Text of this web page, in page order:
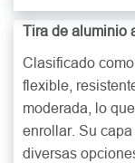
Tira de aluminio
Clasificado
flexible,
moderada, lo
enrollar. Su
diversas